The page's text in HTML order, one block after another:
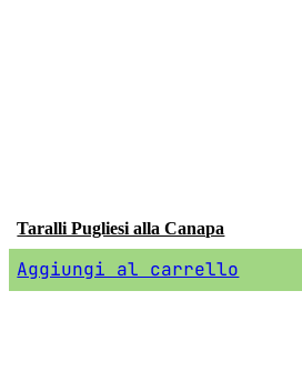
Taralli Pugliesi alla Canapa
Aggiungi al carrello